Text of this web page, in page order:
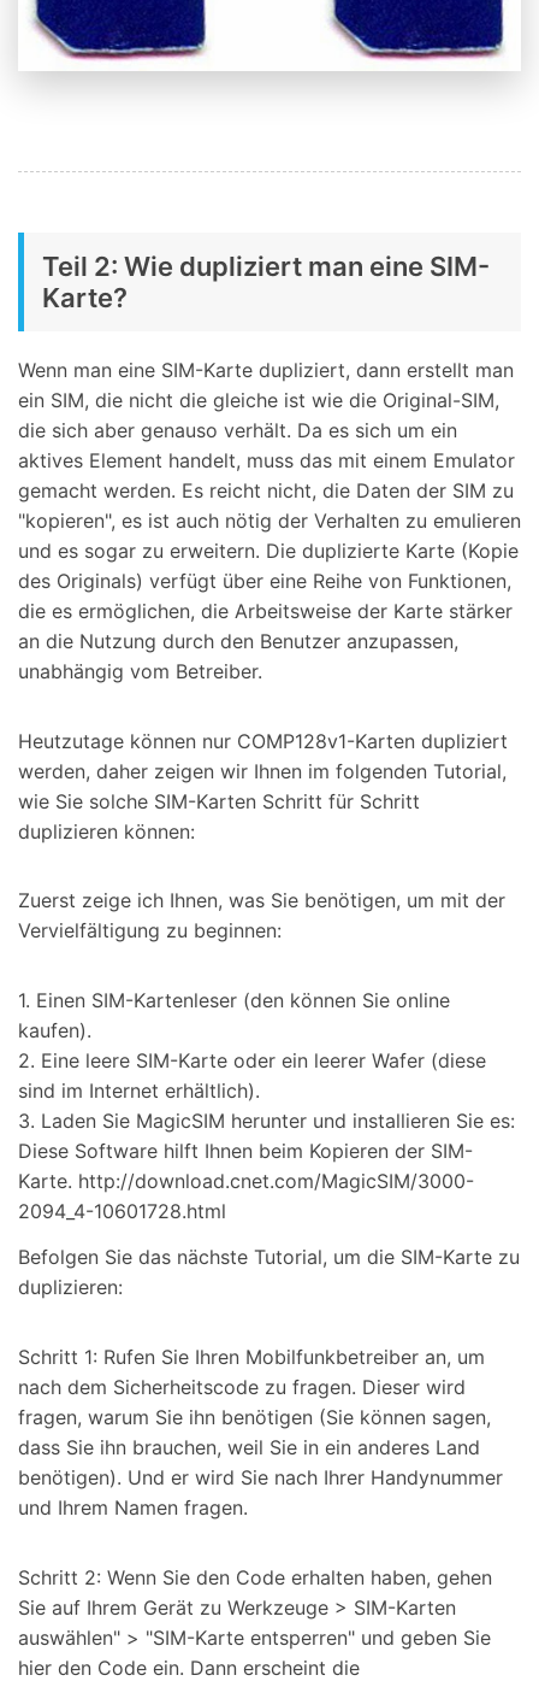
Teil 2: Wie dupliziert man eine SIM-
Karte?
Wenn man eine SIM-Karte dupliziert, dann erstellt man
ein SIM, die nicht die gleiche ist wie die Original-SIM,
die sich aber genauso verhält. Da es sich um ein
aktives Element handelt, muss das mit einem Emulator
gemacht werden. Es reicht nicht, die Daten der SIM zu
"kopieren", es ist auch nötig der Verhalten zu emulieren
und es sogar zu erweitern. Die duplizierte Karte (Kopie
des Originals) verfügt über eine Reihe von Funktionen,
die es ermöglichen, die Arbeitsweise der Karte stärker
an die Nutzung durch den Benutzer anzupassen,
unabhängig vom Betreiber.
Heutzutage können nur COMP128v1-Karten dupliziert
werden, daher zeigen wir Ihnen im folgenden Tutorial,
wie Sie solche SIM-Karten Schritt für Schritt
duplizieren können:
Zuerst zeige ich Ihnen, was Sie benötigen, um mit der
Vervielfältigung zu beginnen:
1. Einen SIM-Kartenleser (den können Sie online
kaufen).
2. Eine leere SIM-Karte oder ein leerer Wafer (diese
sind im Internet erhältlich).
3. Laden Sie MagicSIM herunter und installieren Sie es:
Diese Software hilft Ihnen beim Kopieren der SIM-
Karte. http://download.cnet.com/MagicSIM/3000-
2094_4-10601728.html
Befolgen Sie das nächste Tutorial, um die SIM-Karte zu
duplizieren:
Schritt 1: Rufen Sie Ihren Mobilfunkbetreiber an, um
nach dem Sicherheitscode zu fragen. Dieser wird
fragen, warum Sie ihn benötigen (Sie können sagen,
dass Sie ihn brauchen, weil Sie in ein anderes Land
benötigen). Und er wird Sie nach Ihrer Handynummer
und Ihrem Namen fragen.
Schritt 2: Wenn Sie den Code erhalten haben, gehen
Sie auf Ihrem Gerät zu Werkzeuge > SIM-Karten
auswählen" > "SIM-Karte entsperren" und geben Sie
hier den Code ein. Dann erscheint die